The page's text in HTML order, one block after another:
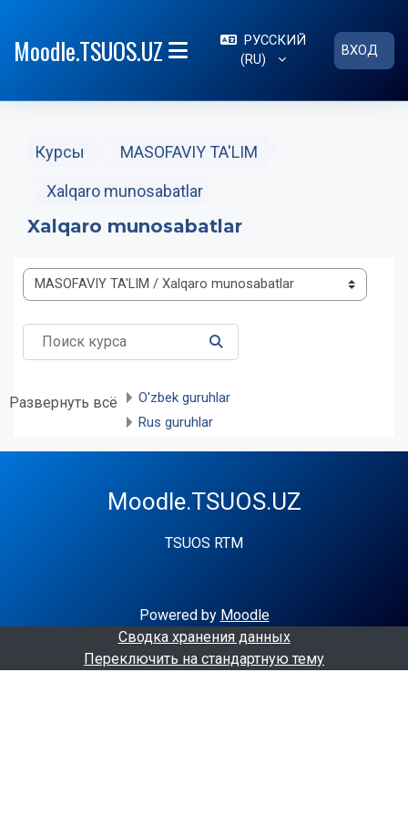
Moodle.TSUOS.UZ БОКОВАЯ ПАНЕЛЬ
РУССКИЙ
‎(RU)‎
ВХОД
Курсы MASOFAVIY TA'LIM
Xalqaro munosabatlar
Xalqaro munosabatlar
Категории курсов
Поиск курса
ПОИСК КУРСА
Развернуть всё
O'zbek guruhlar
Rus guruhlar
Moodle.TSUOS.UZ
TSUOS RTM
Powered by Moodle
Сводка хранения данных
Переключить на стандартную тему